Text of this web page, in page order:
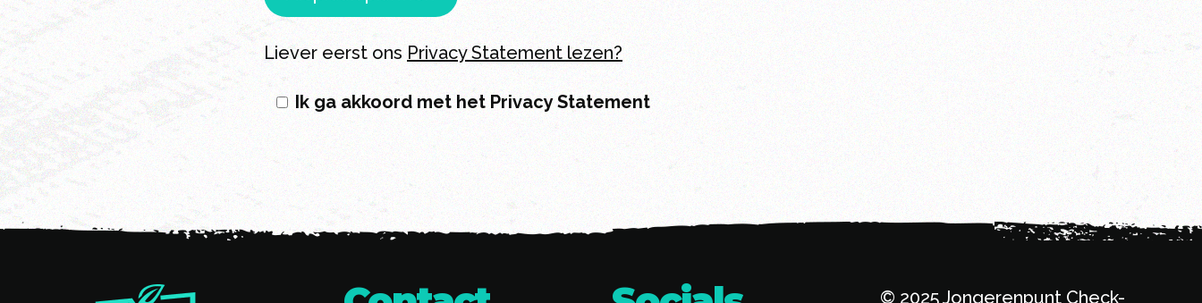
Liever eerst ons Privacy Statement lezen?
Ik ga akkoord met het Privacy Statement
© 2025 Jongerenpunt Check-